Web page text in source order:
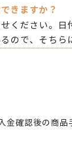
きますか？
ください。日
ので、そちら
確認後の商品